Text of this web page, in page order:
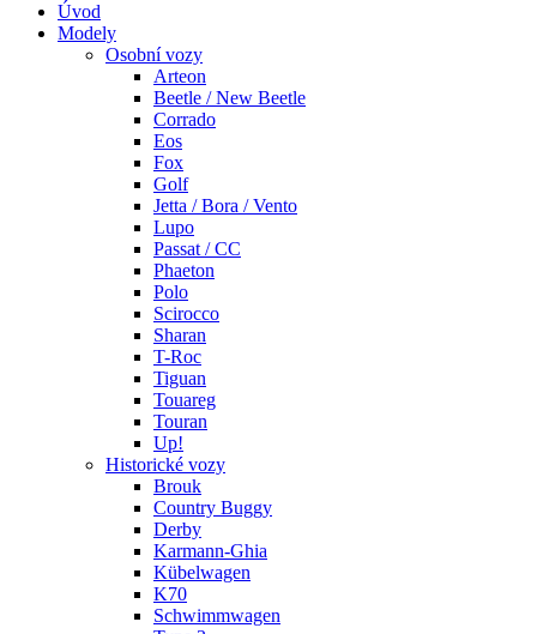
Úvod
Modely
Osobní vozy
Arteon
Beetle / New Beetle
Corrado
Eos
Fox
Golf
Jetta / Bora / Vento
Lupo
Passat / CC
Phaeton
Polo
Scirocco
Sharan
T-Roc
Tiguan
Touareg
Touran
Up!
Historické vozy
Brouk
Country Buggy
Derby
Karmann-Ghia
Kübelwagen
K70
Schwimmwagen